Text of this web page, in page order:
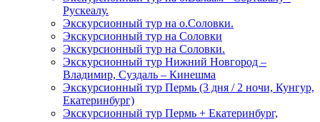
Рускеалу.
Экскурсионный тур на о.Соловки.
Экскурсионный тур на Соловки
Экскурсионный тур на Соловки.
Экскурсионный тур Нижний Новгород –
Владимир, Суздаль – Кинешма
Экскурсионный тур Пермь (3 дня / 2 ночи, Кунгур,
Екатеринбург)
Экскурсионный тур Пермь + Екатеринбург,